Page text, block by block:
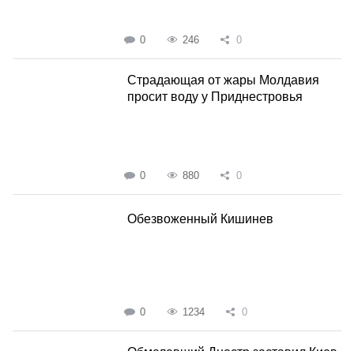
0 246 0
Страдающая от жары Молдавия
просит воду у Приднестровья
0 880 0
Обезвоженный Кишинев
0 1234 0